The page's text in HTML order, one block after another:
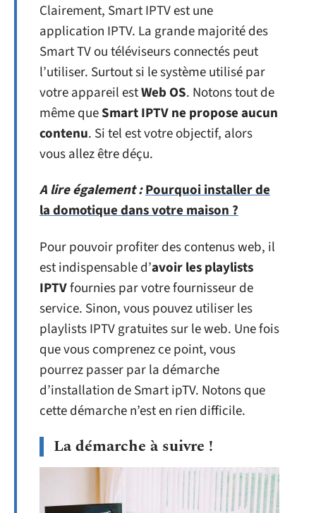
Clairement, Smart IPTV est une
application IPTV. La grande majorité des
Smart TV ou téléviseurs connectés peut
l’utiliser. Surtout si le système utilisé par
votre appareil estWeb OS. Notons tout de
même queSmart IPTV ne propose aucun
contenu. Si tel est votre objectif, alors
vous allez être déçu.
A lire également :Pourquoi installer de
la domotique dans votre maison ?
Pour pouvoir profiter des contenus web, il
est indispensable d’avoir les playlists
IPTVfournies par votre fournisseur de
service. Sinon, vous pouvez utiliser les
playlists IPTV gratuites sur le web. Une fois
que vous comprenez ce point, vous
pourrez passer par la démarche
d’installation de Smart ipTV. Notons que
cette démarche n’est en rien difficile.
La démarche à suivre !